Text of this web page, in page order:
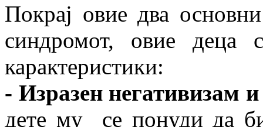
Покрај овие два
синдромот, овие деца
карактеристики:
- Изразен негативизам
дете му се понуди да